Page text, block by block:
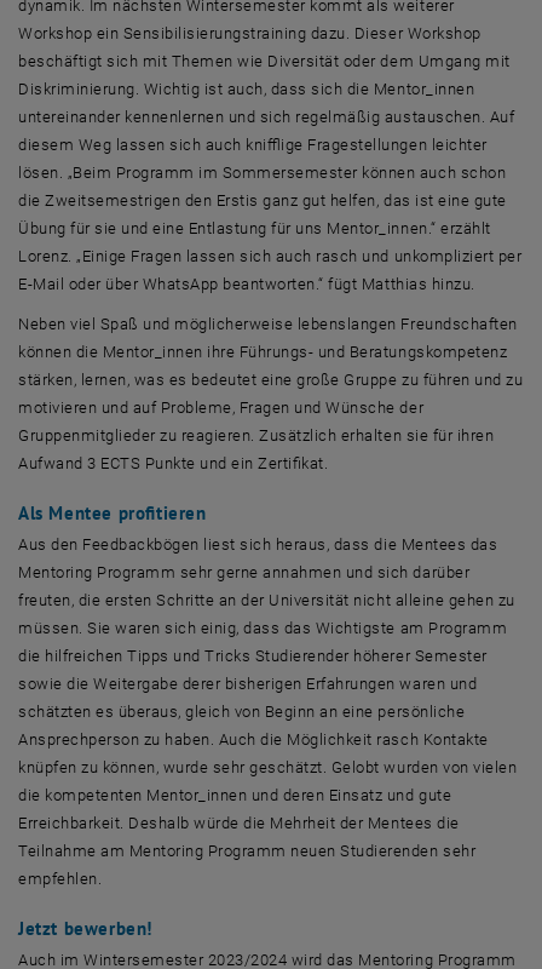
dynamik. Im nächsten Wintersemester kommt als weiterer
Workshop ein Sensibilisierungstraining dazu. Dieser Workshop
beschäftigt sich mit Themen wie Diversität oder dem Umgang mit
Diskriminierung. Wichtig ist auch, dass sich die Mentor_innen
untereinander kennenlernen und sich regelmäßig austauschen. Auf
diesem Weg lassen sich auch knifflige Fragestellungen leichter
lösen. „Beim Programm im Sommersemester können auch schon
die Zweitsemestrigen den Erstis ganz gut helfen, das ist eine gute
Übung für sie und eine Entlastung für uns Mentor_innen.“ erzählt
Lorenz. „Einige Fragen lassen sich auch rasch und unkompliziert per
E-Mail oder über WhatsApp beantworten.“ fügt Matthias hinzu.
Neben viel Spaß und möglicherweise lebenslangen Freundschaften
können die Mentor_innen ihre Führungs- und Beratungskompetenz
stärken, lernen, was es bedeutet eine große Gruppe zu führen und zu
motivieren und auf Probleme, Fragen und Wünsche der
Gruppenmitglieder zu reagieren. Zusätzlich erhalten sie für ihren
Aufwand 3 ECTS Punkte und ein Zertifikat.
Als Mentee profitieren
Aus den Feedbackbögen liest sich heraus, dass die Mentees das
Mentoring Programm sehr gerne annahmen und sich darüber
freuten, die ersten Schritte an der Universität nicht alleine gehen zu
müssen. Sie waren sich einig, dass das Wichtigste am Programm
die hilfreichen Tipps und Tricks Studierender höherer Semester
sowie die Weitergabe derer bisherigen Erfahrungen waren und
schätzten es überaus, gleich von Beginn an eine persönliche
Ansprechperson zu haben. Auch die Möglichkeit rasch Kontakte
knüpfen zu können, wurde sehr geschätzt. Gelobt wurden von vielen
die kompetenten Mentor_innen und deren Einsatz und gute
Erreichbarkeit. Deshalb würde die Mehrheit der Mentees die
Teilnahme am Mentoring Programm neuen Studierenden sehr
empfehlen.
Jetzt bewerben!
Auch im Wintersemester 2023/2024 wird das Mentoring Programm